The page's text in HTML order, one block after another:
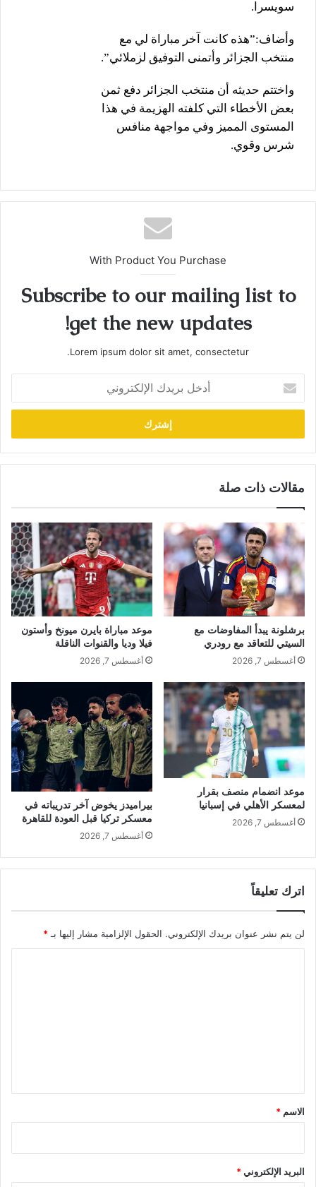
سويسرا.
‎وأضاف:”هذه كانت آخر مباراة لي مع
منتخب الجزائر وأتمنى التوفيق لزملائي”.
واختتم حديثه أن منتخب الجزائر دفع ثمن
بعض الأخطاء التي كلفته الهزيمة في هذا
المستوى المميز وفي مواجهة منافس
شرس وقوي.
With Product You Purchase
Subscribe to our mailing list to
get the new updates!
Lorem ipsum dolor sit amet, consectetur.
بريدك
الإلكتروني
مقالات ذات صلة
برشلونة يبدأ المفاوضات مع
السيتي للتعاقد مع رودري
أغسطس 7, 2026
موعد مباراة بايرن ميونخ وأستون
فيلا وديا والقنوات الناقلة
أغسطس 7, 2026
موعد انضمام منصف بقرار
لمعسكر الأهلي في إسبانيا
أغسطس 7, 2026
بيراميدز يخوض آخر تدريباته في
معسكر تركيا قبل العودة للقاهرة
أغسطس 7, 2026
اترك تعليقاً
لن يتم نشر عنوان بريدك الإلكتروني. الحقول الإلزامية مشار إليها بـ *
*
الاسم *
البريد الإلكتروني*